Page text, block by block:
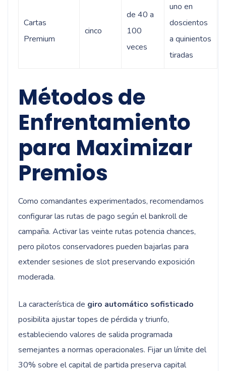
Cartas
Premium
cinco
de 40 a
100
veces
uno en
doscientos
a quinientos
tiradas
Métodos de
Enfrentamiento
para Maximizar
Premios
Como comandantes experimentados, recomendamos
configurar las rutas de pago según el bankroll de
campaña. Activar las veinte rutas potencia chances,
pero pilotos conservadores pueden bajarlas para
extender sesiones de slot preservando exposición
moderada.
La característica de giro automático sofisticado
posibilita ajustar topes de pérdida y triunfo,
estableciendo valores de salida programada
semejantes a normas operacionales. Fijar un límite del
30% sobre el capital de partida preserva capital